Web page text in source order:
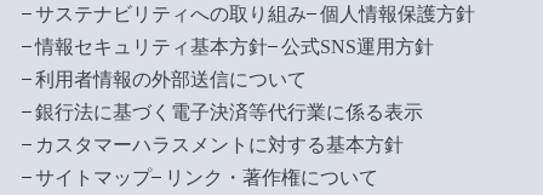
サステナビリティへの取り組み
個人情報保護方針
情報セキュリティ基本方針
公式SNS運用方針
利用者情報の外部送信について
銀行法に基づく電子決済等代行業に係る表示
カスタマーハラスメントに対する基本方針
サイトマップ
リンク・著作権について